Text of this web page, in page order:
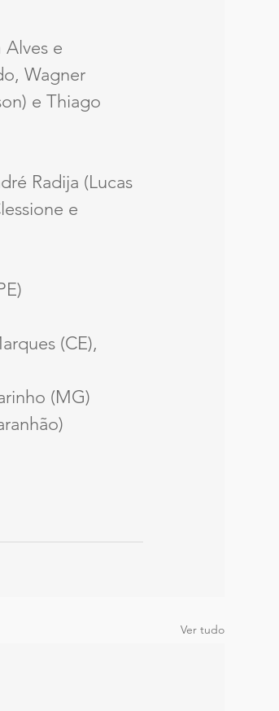
Alves e
Wagner
e Thiago
Radija (Lucas
e
(CE),
(MG)
Ver tudo